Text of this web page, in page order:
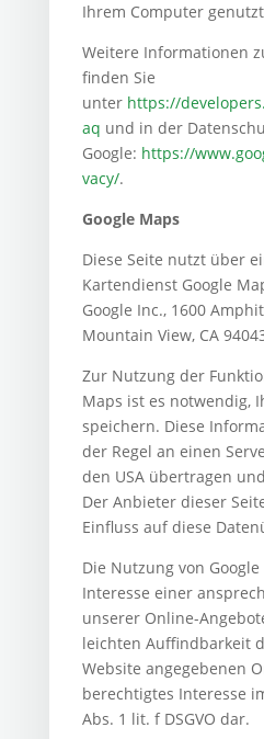
Ihrem Computer
Weitere Informationen
finden Sie
unter https://
aq und in der
Google: https://
vacy/.
Google Maps
Diese Seite nutzt über
Kartendienst Google
Google Inc., 1600
Mountain View, CA
Zur Nutzung der
Maps ist es notwendig,
speichern. Diese
der Regel an einen
den USA übertragen
Der Anbieter dieser
Einfluss auf diese
Die Nutzung von
Interesse einer
unserer Online-
leichten Auffindbarkeit
Website angegebenen
berechtigtes Interesse
Abs. 1 lit. f DSGVO dar.